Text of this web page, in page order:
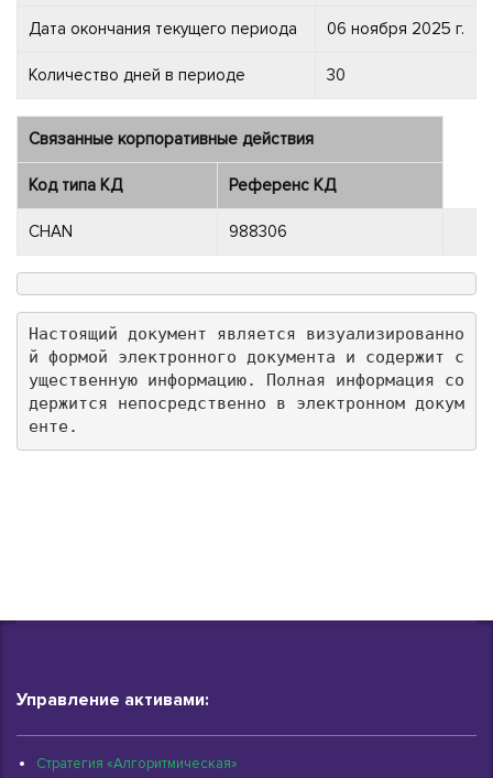
Дата окончания текущего периода 06 ноября 2025 г.
Количество дней в периоде 30
Связанные корпоративные действия
Код типа КД Референс КД
CHAN 988306
Настоящий документ является визуализированно
й формой электронного документа и содержит с
ущественную информацию. Полная информация со
держится непосредственно в электронном докум
енте.
Управление активами:
Стратегия «Алгоритмическая»